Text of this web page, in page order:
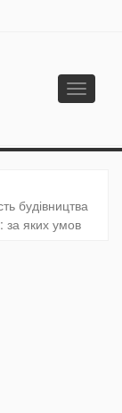
Toggle
будівництва
за яких умов